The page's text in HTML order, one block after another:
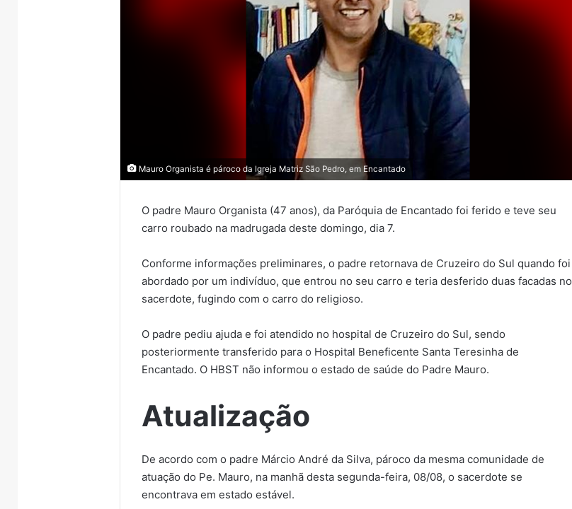
Mauro Organista é pároco da Igreja Matriz São Pedro, em Encantado
O padre Mauro Organista (47 anos), da Paróquia de Encantado foi ferido e teve seu
carro roubado na madrugada deste domingo, dia 7.
Conforme informações preliminares, o padre retornava de Cruzeiro do Sul quando foi
abordado por um indivíduo, que entrou no seu carro e teria desferido duas facadas no
sacerdote, fugindo com o carro do religioso.
O padre pediu ajuda e foi atendido no hospital de Cruzeiro do Sul, sendo
posteriormente transferido para o Hospital Beneficente Santa Teresinha de
Encantado. O HBST não informou o estado de saúde do Padre Mauro.
Atualização
De acordo com o padre Márcio André da Silva, pároco da mesma comunidade de
atuação do Pe. Mauro, na manhã desta segunda-feira, 08/08, o sacerdote se
encontrava em estado estável.